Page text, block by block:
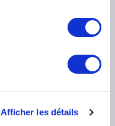
Afficher les détails
TNT, GÉODIS, FRANCE EXPRESS, DPD